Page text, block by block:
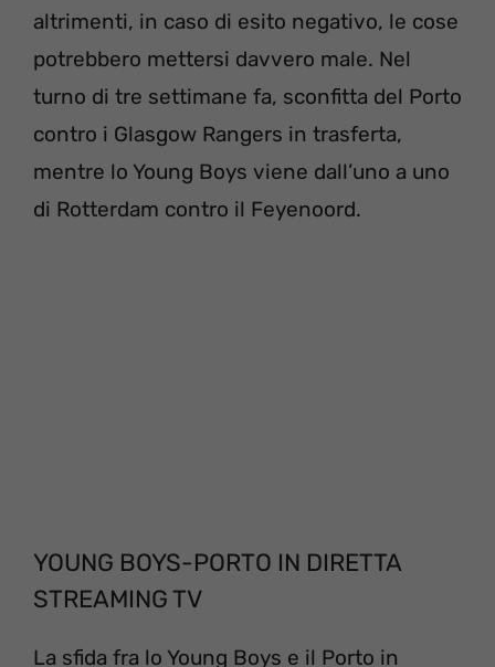
altrimenti, in caso di esito negativo, le cose
potrebbero mettersi davvero male. Nel
turno di tre settimane fa, sconfitta del Porto
contro i Glasgow Rangers in trasferta,
mentre lo Young Boys viene dall’uno a uno
di Rotterdam contro il Feyenoord.
YOUNG BOYS-PORTO IN DIRETTA
STREAMING TV
La sfida fra lo Young Boys e il Porto in